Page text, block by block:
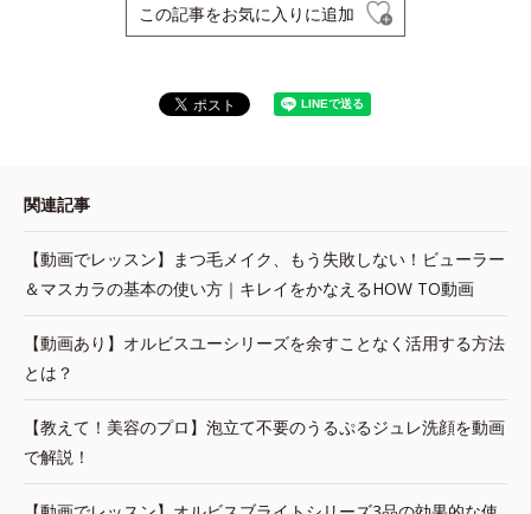
この記事をお気に入りに追加
関連記事
【動画でレッスン】まつ毛メイク、もう失敗しない！ビューラー
＆マスカラの基本の使い方｜キレイをかなえるHOW TO動画
【動画あり】オルビスユーシリーズを余すことなく活用する方法
とは？
【教えて！美容のプロ】泡立て不要のうるぷるジュレ洗顔を動画
で解説！